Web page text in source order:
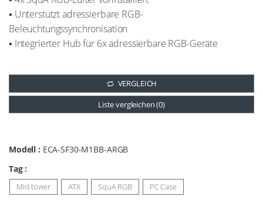
▪ Unterstützt adressierbare RGB-
Beleuchtungssynchronisation
▪ Integrierter Hub für 6x adressierbare RGB-Geräte
VERGLEICH
Liste vergleichen (0)
Modell : ECA-SF30-M1BB-ARGB
Tag :
Mid-tower ATX SquA RGB PC Case